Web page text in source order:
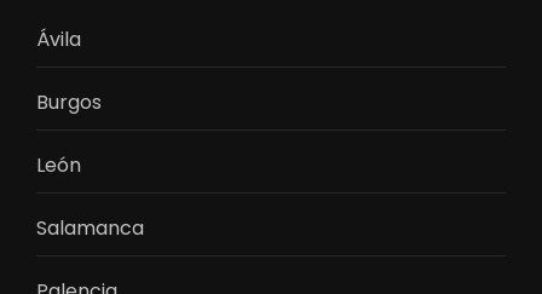
Ávila
Burgos
León
Salamanca